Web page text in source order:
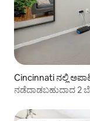
Cincinnati ನಲ್ಲಿ
ನಡೆದಾಡಬಹುದಾದ 2